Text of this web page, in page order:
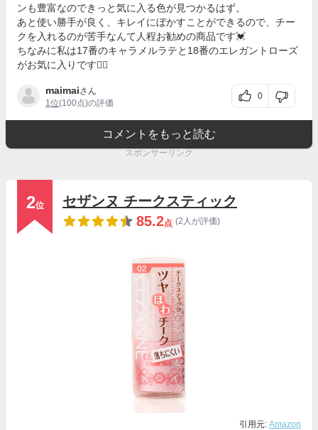
ンも豊富なのできっと気に入る色が見つかるはず。
あと使い勝手が良く、キレイにぼかすことができるので、チー
クを入れるのが苦手なんて人程お勧めの商品です💓
ちなみに私は17番のキャラメルラテと18番のエレガントローズ
がお気に入りです🙋‍♀️
maimaiさん
1位(100点)の評価
0
コメントをもっと読む
スポンサーリンク
2位
セザンヌ チークスティック
85.2点 (2人が評価)
引用元: Amazon